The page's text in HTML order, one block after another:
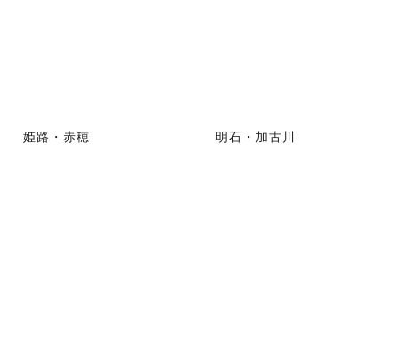
姫路・赤穂 明石・加古川